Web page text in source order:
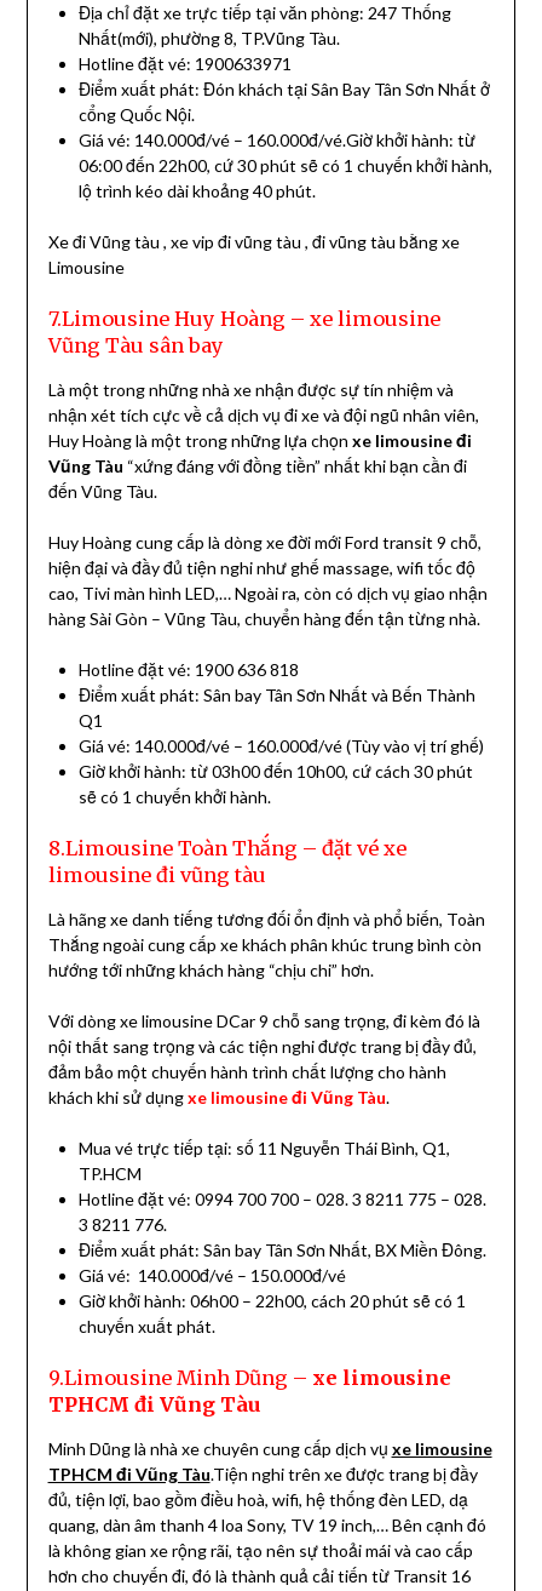
Địa chỉ đặt xe trực tiếp tại văn phòng: 247 Thống
Nhất(mới), phường 8, TP.Vũng Tàu.
Hotline đặt vé: 1900633971
Điểm xuất phát: Đón khách tại Sân Bay Tân Sơn Nhất ở
cổng Quốc Nội.
Giá vé: 140.000đ/vé – 160.000đ/vé.Giờ khởi hành: từ
06:00 đến 22h00, cứ 30 phút sẽ có 1 chuyến khởi hành,
lộ trình kéo dài khoảng 40 phút.
Xe đi Vũng tàu , xe vip đi vũng tàu , đi vũng tàu bằng xe
Limousine
7.Limousine Huy Hoàng – xe limousine
Vũng Tàu sân bay
Là một trong những nhà xe nhận được sự tín nhiệm và
nhận xét tích cực về cả dịch vụ đi xe và đội ngũ nhân viên,
Huy Hoàng là một trong những lựa chọn xe limousine đi
Vũng Tàu “xứng đáng với đồng tiền” nhất khi bạn cần đi
đến Vũng Tàu.
Huy Hoàng cung cấp là dòng xe đời mới Ford transit 9 chỗ,
hiện đại và đầy đủ tiện nghi như ghế massage, wifi tốc độ
cao, Tivi màn hình LED,… Ngoài ra, còn có dịch vụ giao nhận
hàng Sài Gòn – Vũng Tàu, chuyển hàng đến tận từng nhà.
Hotline đặt vé: 1900 636 818
Điểm xuất phát: Sân bay Tân Sơn Nhất và Bến Thành
Q1
Giá vé: 140.000đ/vé – 160.000đ/vé (Tùy vào vị trí ghế)
Giờ khởi hành: từ 03h00 đến 10h00, cứ cách 30 phút
sẽ có 1 chuyến khởi hành.
8.Limousine Toàn Thắng – đặt vé xe
limousine đi vũng tàu
Là hãng xe danh tiếng tương đối ổn định và phổ biến, Toàn
Thắng ngoài cung cấp xe khách phân khúc trung bình còn
hướng tới những khách hàng “chịu chi” hơn.
Với dòng xe limousine DCar 9 chỗ sang trọng, đi kèm đó là
nội thất sang trọng và các tiện nghi được trang bị đầy đủ,
đảm bảo một chuyến hành trình chất lượng cho hành
khách khi sử dụngxe limousine đi Vũng Tàu.
Mua vé trực tiếp tại: số 11 Nguyễn Thái Bình, Q1,
TP.HCM
Hotline đặt vé: 0994 700 700 – 028. 3 8211 775 – 028.
3 8211 776.
Điểm xuất phát: Sân bay Tân Sơn Nhất, BX Miền Đông.
Giá vé: 140.000đ/vé – 150.000đ/vé
Giờ khởi hành: 06h00 – 22h00, cách 20 phút sẽ có 1
chuyến xuất phát.
9.Limousine Minh Dũng – xe limousine
TPHCM đi Vũng Tàu
Minh Dũng là nhà xe chuyên cung cấp dịch vụ xe limousine
TPHCM đi Vũng Tàu.Tiện nghi trên xe được trang bị đầy
đủ, tiện lợi, bao gồm điều hoà, wifi, hệ thống đèn LED, dạ
quang, dàn âm thanh 4 loa Sony, TV 19 inch,… Bên cạnh đó
là không gian xe rộng rãi, tạo nên sự thoải mái và cao cấp
hơn cho chuyến đi, đó là thành quả cải tiến từ Transit 16